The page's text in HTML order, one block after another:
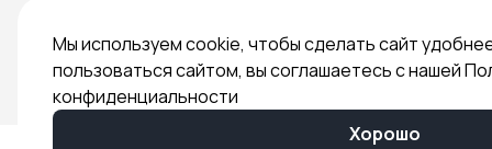
Мы используем cookie, чтобы сделать сайт
пользоваться сайтом, вы соглашаетесь с нашей
конфиденциальности
Хорошо